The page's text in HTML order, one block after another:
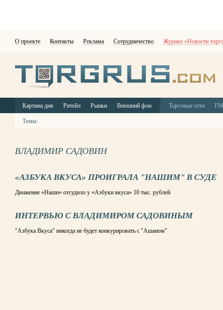
О проекте Контакты Реклама Сотрудничество Журнал «Новости
Картина дня Ритейл Рынки Внешний фон Торговые сети
Темы:
ВЛАДИМИР САДОВИН
«АЗБУКА ВКУСА» ПРОИГРАЛА "НАШИМ" В СУДЕ
Движение «Наши» отсудило у «Азбуки вкуса» 10 тыс. рублей
ИНТЕРВЬЮ С ВЛАДИМИРОМ САДОВИНЫМ
"Азбука Вкуса" никогда не будет конкурировать с "Ашаном"